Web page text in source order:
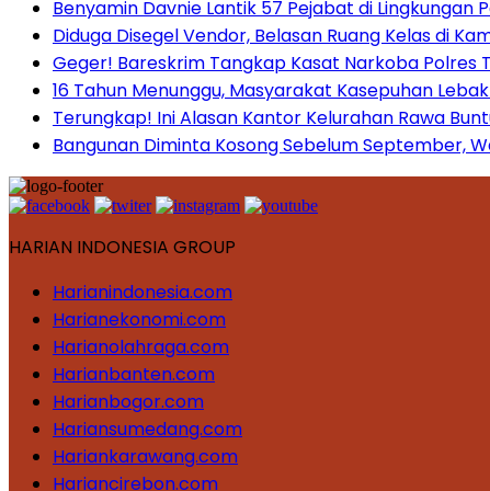
Benyamin Davnie Lantik 57 Pejabat di Lingkungan
Diduga Disegel Vendor, Belasan Ruang Kelas di
Geger! Bareskrim Tangkap Kasat Narkoba Polres
16 Tahun Menunggu, Masyarakat Kasepuhan
Terungkap! Ini Alasan Kantor Kelurahan Rawa
Bangunan Diminta Kosong Sebelum September,
HARIAN INDONESIA GROUP
Harianindonesia.com
Harianekonomi.com
Harianolahraga.com
Harianbanten.com
Harianbogor.com
Hariansumedang.com
Hariankarawang.com
Hariancirebon.com